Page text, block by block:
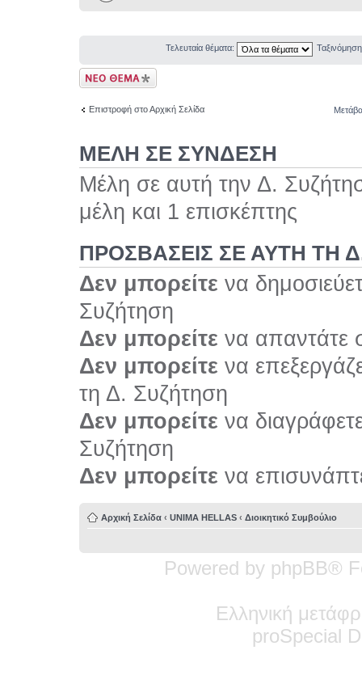
Τελευταία θέματα:
Δημιουργία νέου
θέματος
Επιστροφή στο Αρχική Σελίδα
ΜΕΛΗ ΣΕ ΣΥΝΔΕΣΗ
Μέλη σε αυτή την Δ.
μέλη και 1 επισκέπτης
ΠΡΟΣΒΆΣΕΙΣ ΣΕ ΑΥΤΉ ΤΗ
Δεν μπορείτε να
Συζήτηση
Δεν μπορείτε να απαντάτε
Δεν μπορείτε να
τη Δ. Συζήτηση
Δεν μπορείτε να
Συζήτηση
Δεν μπορείτε να
Αρχική Σελίδα ‹ UNIMA HELLAS ‹ Διοικητικό Συμβούλιο
Powered by phpBB®
Ελληνική
proSpecial